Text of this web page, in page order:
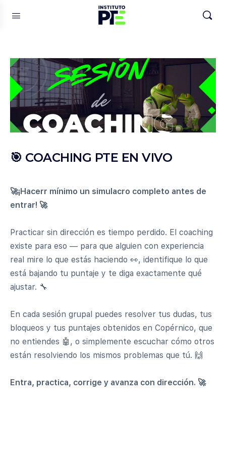
🎯 COACHING PTE EN VIVO
🚀¡Hacerr mínimo un simulacro completo antes de
entrar! 🚀
Practicar sin dirección es tiempo perdido. El coaching
existe para eso — para que alguien con experiencia
real mire lo que estás haciendo 👀, identifique lo que
está bajando tu puntaje y te diga exactamente qué
ajustar. 🔧
En cada sesión grupal puedes resolver tus dudas, tus
bloqueos y tus puntajes obtenidos en Copérnico, que
no entiendes 🤖, o simplemente escuchar cómo otros
están resolviendo los mismos problemas que tú. 🙌
Entra, practica, corrige y avanza con dirección. 🚀